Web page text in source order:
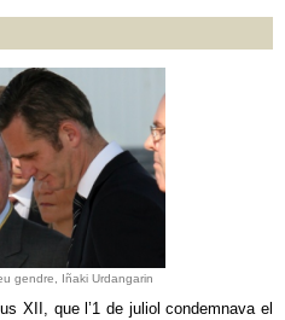
gendre, Iñaki Urdangarin
XII, que l’1 de juliol condemnava el